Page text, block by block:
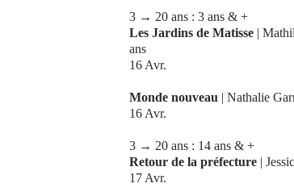
3 → 20 ans : 3 ans & +
Les Jardins de Matisse |
ans
16 Avr.
Monde nouveau | Nathalie
16 Avr.
3 → 20 ans : 14 ans & +
Retour de la préfecture |
17 Avr.